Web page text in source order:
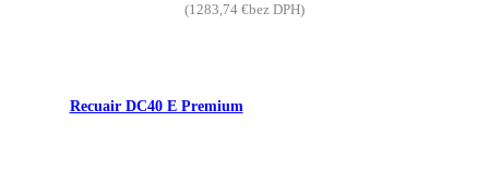
(1283,74 €bez DPH)
Recuair DC40 E Premium